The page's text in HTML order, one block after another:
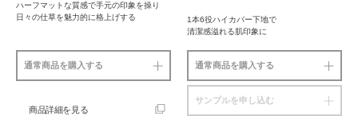
ハーフマットな質感で手元の印象を操り
日々の仕草を魅力的に格上げする
通常商品を購入する
商品詳細を見る
1本6役ハイカバー下地で
清潔感溢れる肌印象に
通常商品を購入する
サンプルを申し込む